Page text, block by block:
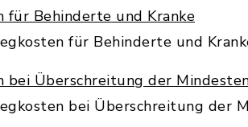
Behinderte und Kranke
für Behinderte und
Überschreitung der
bei Überschreitung der